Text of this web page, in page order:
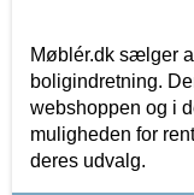
Møblér.dk sælger
boligindretning.
webshoppen og i
muligheden for
deres udvalg.